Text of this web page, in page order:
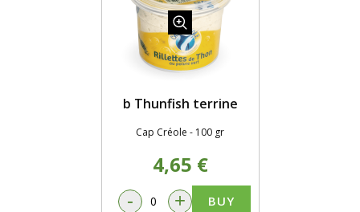
b Thunfish terrine
Cap Créole - 100 gr
4,65 €
- + BUY